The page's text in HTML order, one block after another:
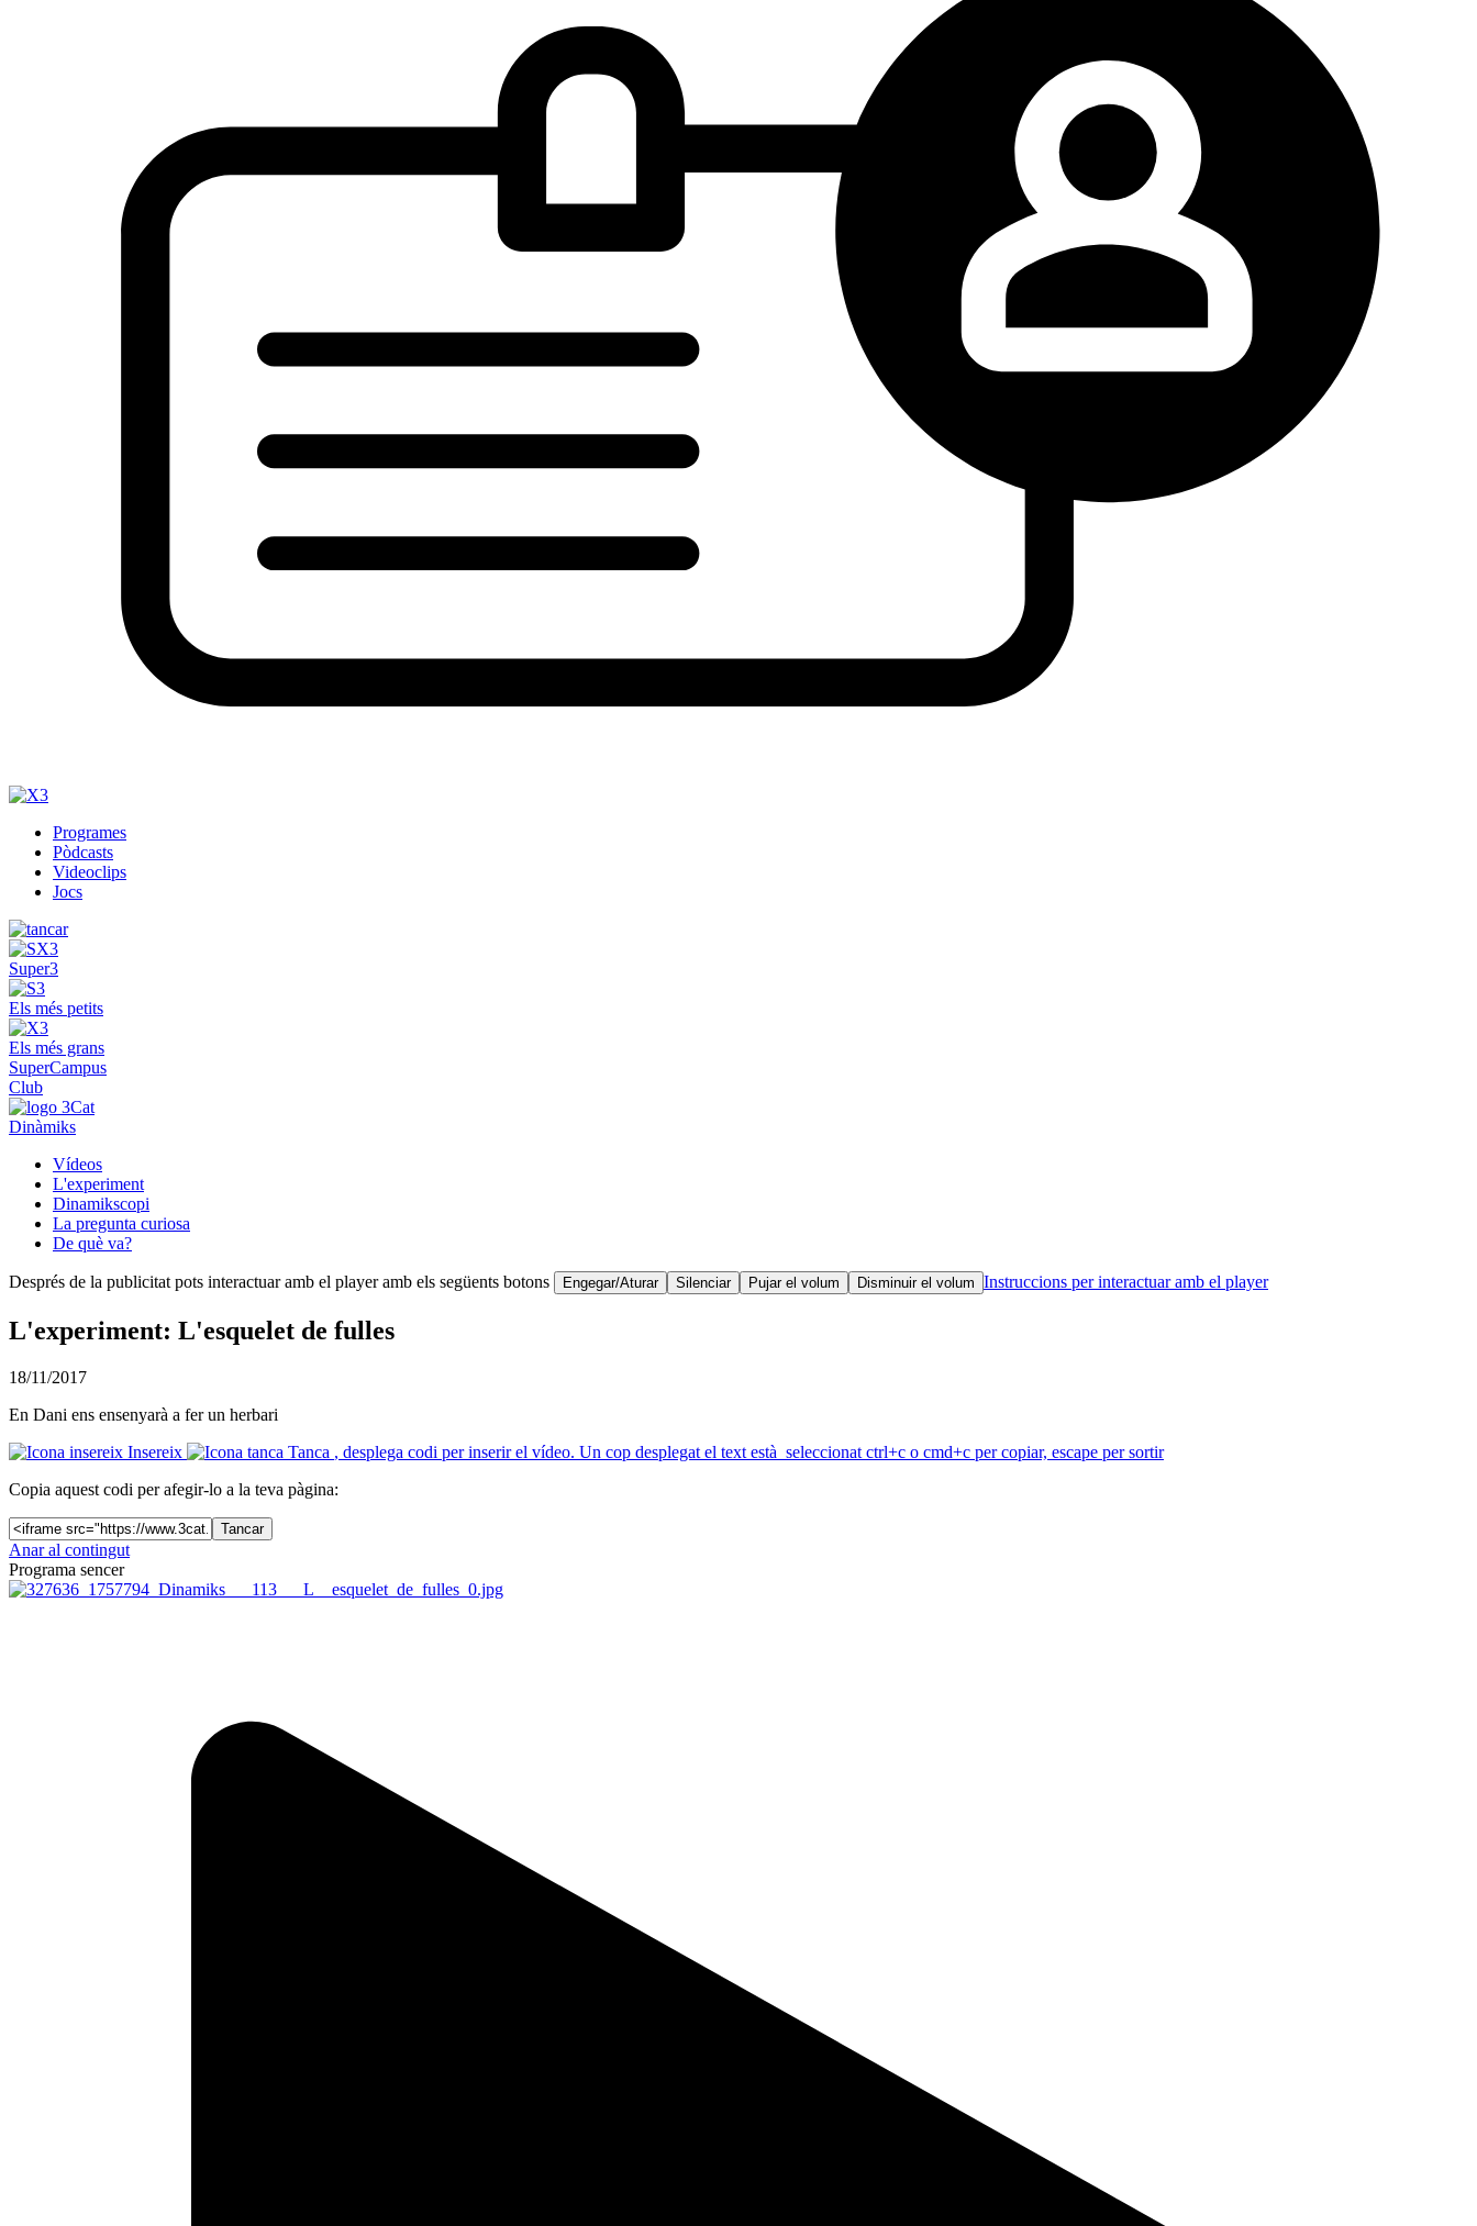
Programes
Pòdcasts
Videoclips
Jocs
Super3
Els més petits
Els més grans
SuperCampus
Club
Dinàmiks
Vídeos
L'experiment
Dinamikscopi
La pregunta curiosa
De què va?
Després de la publicitat pots interactuar amb el player amb els següents botons Engegar/Aturar Silenciar Pujar el volum Disminuir el volum Instruccions per interactuar amb el player
L'experiment: L'esquelet de fulles
18/11/2017
En Dani ens ensenyarà a fer un herbari
Insereix
Tanca , desplega codi per inserir el vídeo. Un cop desplegat el text està seleccionat ctrl+c o cmd+c per copiar, escape per sortir
Copia aquest codi per afegir-lo a la teva pàgina:
Tancar
Anar al contingut
Programa sencer